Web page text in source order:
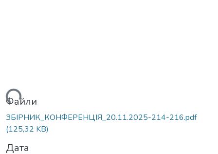
Файли
ЗБІРНИК_КОНФЕРЕНЦІЯ_20.11.2025-214-216.pdf
(125,32 KB)
Дата